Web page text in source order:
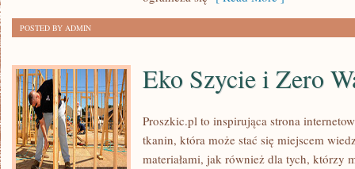
POSTED BY ADMIN
Eko Szycie i Zero
Proszkic.pl to inspirująca strona
tkanin, która może stać się miejscem
materiałami, jak również dla tych, którzy